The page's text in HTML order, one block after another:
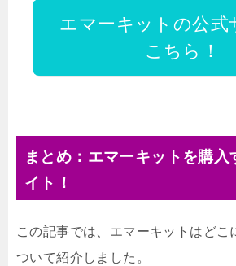
エマーキットの公式
こちら！
まとめ：エマーキットを購入
イト！
この記事では、エマーキットはどこ
ついて紹介しました。